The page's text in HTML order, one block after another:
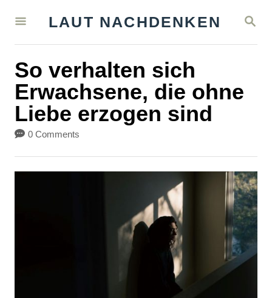
S
A
H
LAUT NACHDENKEN
So verhalten sich
Erwachsene, die ohne
Liebe erzogen sind
0 Comments